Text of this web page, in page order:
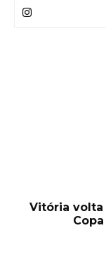
Vitória volta